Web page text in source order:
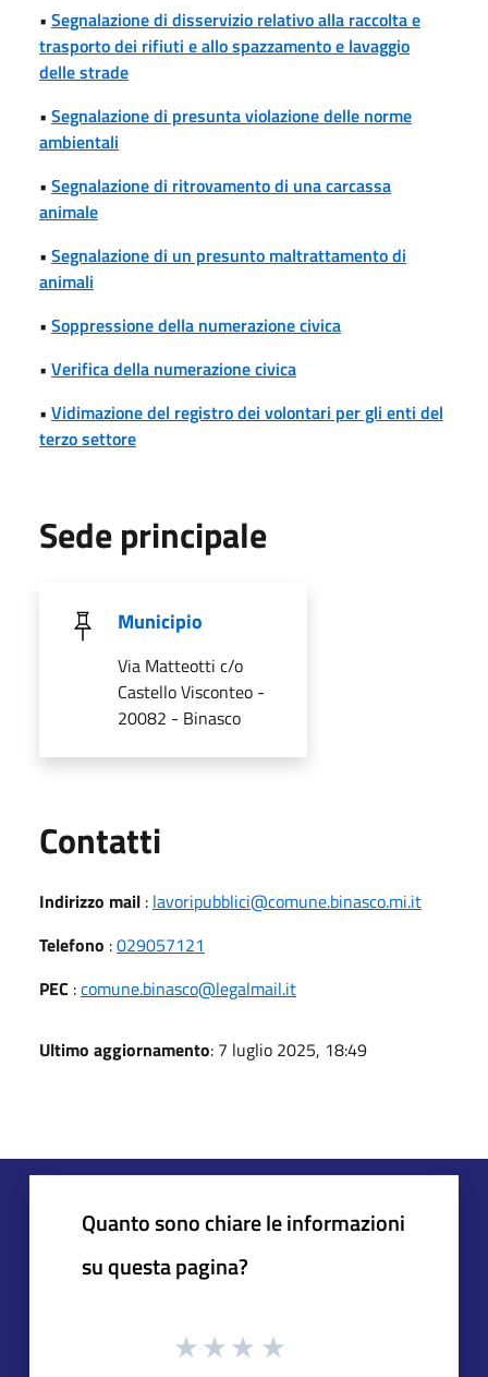
• Segnalazione di disservizio relativo alla raccolta e
trasporto dei rifiuti e allo spazzamento e lavaggio
delle strade
• Segnalazione di presunta violazione delle norme
ambientali
• Segnalazione di ritrovamento di una carcassa
animale
• Segnalazione di un presunto maltrattamento di
animali
• Soppressione della numerazione civica
• Verifica della numerazione civica
• Vidimazione del registro dei volontari per gli enti del
terzo settore
Sede principale
Municipio
Via Matteotti c/o
Castello Visconteo -
20082 - Binasco
Contatti
Indirizzo mail : lavoripubblici@comune.binasco.mi.it
Telefono :029057121
PEC :comune.binasco@legalmail.it
Ultimo aggiornamento: 7 luglio 2025, 18:49
Quanto sono chiare le informazioni
su questa pagina?